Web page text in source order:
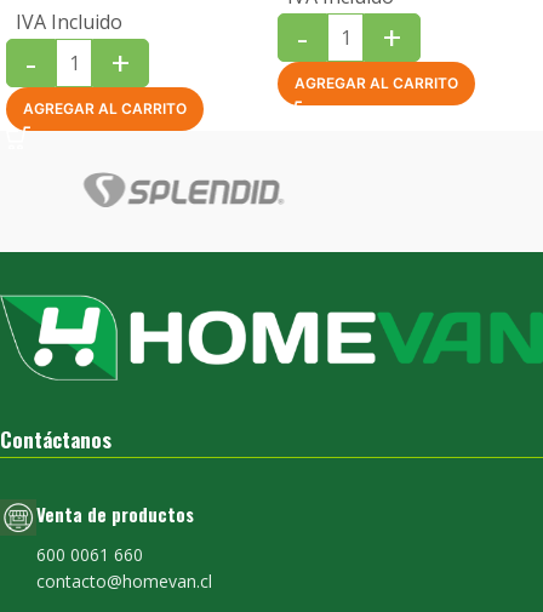
IVA Incluido
- +
AGREGAR AL CARRITO
- +
AGREGAR AL CARRITO
Contáctanos
Venta de productos
600 0061 660
contacto@homevan.cl